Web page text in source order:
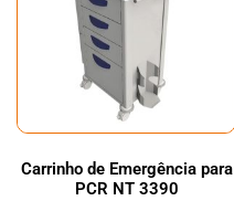
Carrinho de Emergência para
PCR NT 3390